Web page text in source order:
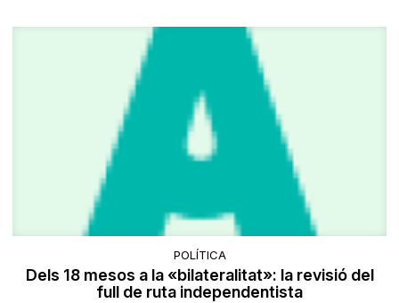
POLÍTICA
Dels 18 mesos a la «bilateralitat»: la revisió del
full de ruta independentista